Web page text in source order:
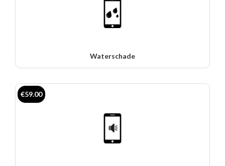
Waterschade
€59.00